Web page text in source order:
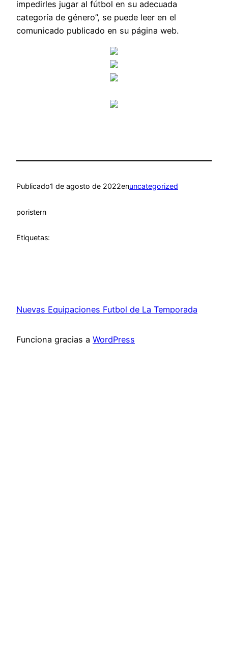
impedirles jugar al fútbol en su adecuada
categoría de género”, se puede leer en el
comunicado publicado en su página web.
Publicado1 de agosto de 2022enuncategorized
poristern
Etiquetas:
Nuevas Equipaciones Futbol de La Temporada
Funciona gracias a WordPress